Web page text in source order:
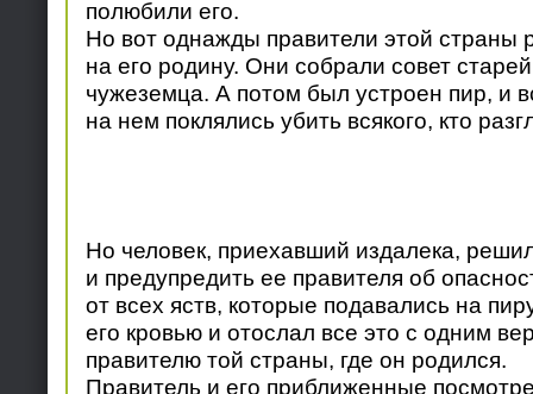
полюбили его.
Но вот однажды правители этой страны
на его родину. Они собрали совет
чужеземца. А потом был устроен пир, и
на нем поклялись убить всякого, кто
Но человек, приехавший издалека,
и предупредить ее правителя об
от всех яств, которые подавались на
его кровью и отослал все это с одним
правителю той страны, где он родился.
Правитель и его приближенные